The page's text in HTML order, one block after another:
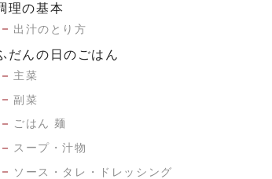
理の基本
出汁のとり方
だんの日のごはん
主菜
副菜
ごはん 麺
スープ・汁物
ソース・タレ・ドレッシング